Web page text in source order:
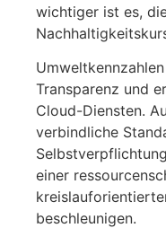
wichtiger ist es,
Transparenz und
Cloud-Diensten.
verbindliche
einer
beschleunigen.